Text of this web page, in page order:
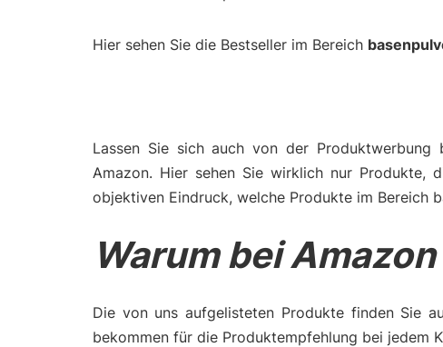
Hier sehen Sie die Bestseller im Bereich
Lassen Sie sich auch von der
Amazon. Hier sehen Sie wirklich nur Produkte,
objektiven Eindruck, welche Produkte im Bereich
Warum bei
Die von uns aufgelisteten Produkte finden Sie
bekommen für die Produktempfehlung bei jedem